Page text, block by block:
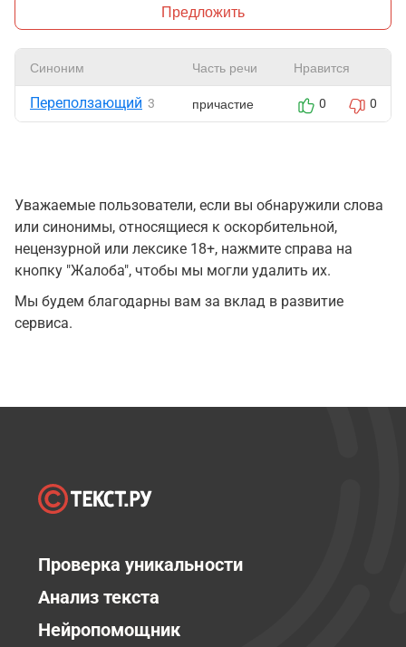
Предложить
Синоним Часть речи Нравится
Переползающий 3 причастие 0 0
Уважаемые пользователи, если вы обнаружили слова
или синонимы, относящиеся к оскорбительной,
нецензурной или лексике 18+, нажмите справа на
кнопку "Жалоба", чтобы мы могли удалить их.
Мы будем благодарны вам за вклад в развитие
сервиса.
Проверка уникальности
Анализ текста
Нейропомощник